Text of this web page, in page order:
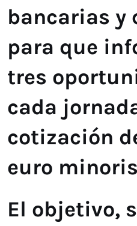
bancarias y
para que
tres
cada
cotización
euro
El objetivo,